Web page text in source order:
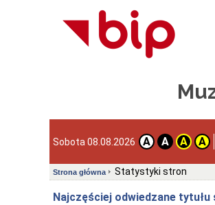
Sobota 08.08.2026 A A A A
Strona główna Statystyki stron
Najczęściej odwiedzane